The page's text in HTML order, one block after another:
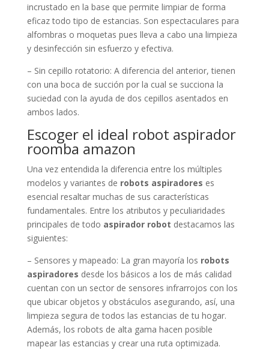
incrustado en la base que permite limpiar de forma
eficaz todo tipo de estancias. Son espectaculares para
alfombras o moquetas pues lleva a cabo una limpieza
y desinfección sin esfuerzo y efectiva.
– Sin cepillo rotatorio: A diferencia del anterior, tienen
con una boca de succión por la cual se succiona la
suciedad con la ayuda de dos cepillos asentados en
ambos lados.
Escoger el ideal robot aspirador
roomba amazon
Una vez entendida la diferencia entre los múltiples
modelos y variantes de robots aspiradores es
esencial resaltar muchas de sus características
fundamentales. Entre los atributos y peculiaridades
principales de todo aspirador robot destacamos las
siguientes:
– Sensores y mapeado: La gran mayoría los robots
aspiradores desde los básicos a los de más calidad
cuentan con un sector de sensores infrarrojos con los
que ubicar objetos y obstáculos asegurando, así, una
limpieza segura de todos las estancias de tu hogar.
Además, los robots de alta gama hacen posible
mapear las estancias y crear una ruta optimizada.